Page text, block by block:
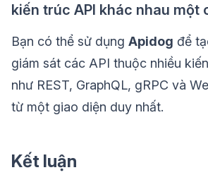
kiến trúc API khác nhau một
Bạn có thể sử dụng Apidog để
giám sát các API thuộc nhiều
như REST, GraphQL, gRPC và
từ một giao diện duy nhất.
Kết luận